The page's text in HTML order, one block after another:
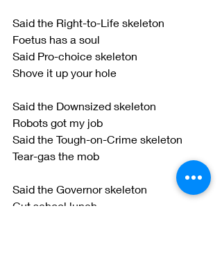
Said the Right-to-Life skeleton
Foetus has a soul
Said Pro-choice skeleton
Shove it up your hole
Said the Downsized skeleton
Robots got my job
Said the Tough-on-Crime skeleton
Tear-gas the mob
Said the Governor skeleton
Cut school lunch